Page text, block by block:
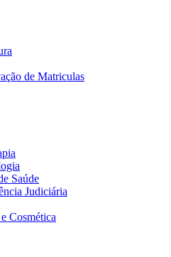
de Matriculas
Saúde
Judiciária
Cosmética